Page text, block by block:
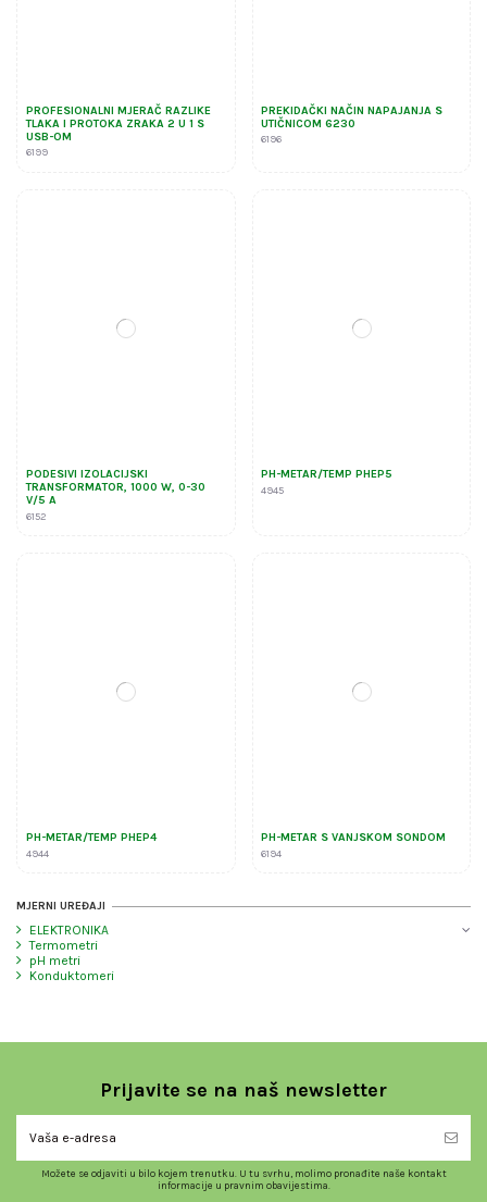
PROFESIONALNI MJERAČ RAZLIKE
TLAKA I PROTOKA ZRAKA 2 U 1 S
USB-OM
6199
PREKIDAČKI NAČIN NAPAJANJA S
UTIČNICOM 6230
6196
PODESIVI IZOLACIJSKI
TRANSFORMATOR, 1000 W, 0-30
V/5 A
6152
PH-METAR/TEMP PHEP5
4945
PH-METAR/TEMP PHEP4
4944
PH-METAR S VANJSKOM SONDOM
6194
MJERNI UREĐAJI
ELEKTRONIKA
Termometri
pH metri
Konduktomeri
Prijavite se na naš newsletter
Možete se odjaviti u bilo kojem trenutku. U tu svrhu, molimo pronađite naše kontakt
informacije u pravnim obavijestima.